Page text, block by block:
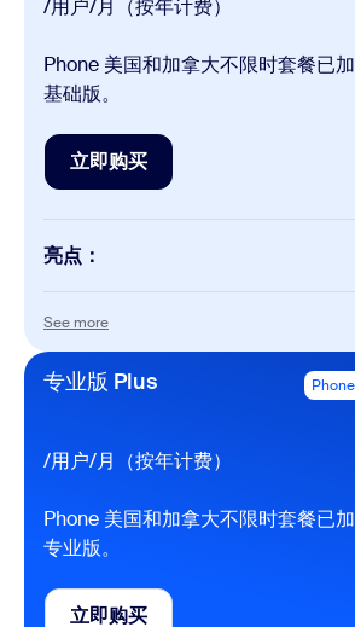
/用户/月（按年计费）
Phone 美国和加拿大不限时套餐已
基础版。
立即购买
立即购买
亮点：
国内通话（不限时或计费）
国内短信和彩信
国内在线传真（每月 50 页）
通话录制
与 Salesforce、Slack、 Contact
单一管理门户
通过多种设备和应用接打电话
See more
专业版 Plus
/用户/月（按年计费）
Phone 美国和加拿大不限时套餐已
专业版。
立即购买